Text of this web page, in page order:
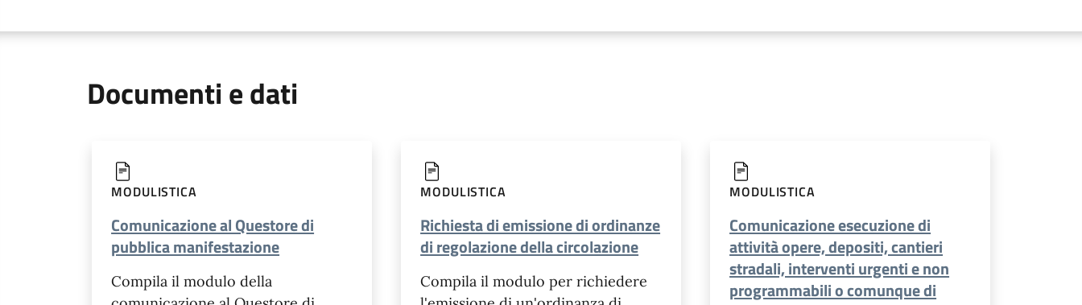
Documenti e dati
MODULISTICA
Comunicazione al Questore di
pubblica manifestazione
Compila il modulo della
MODULISTICA
Richiesta di emissione di ordinanze
di regolazione della circolazione
Compila il modulo per richiedere
MODULISTICA
Comunicazione esecuzione di
attività opere, depositi, cantieri
stradali, interventi urgenti e non
programmabili o comunque di